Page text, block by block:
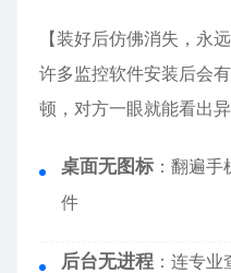
【装好后仿佛消失，永
许多监控软件安装后会
顿，对方一眼就能看出
桌面无图标 ：翻遍
件
后台无进程 ：连专